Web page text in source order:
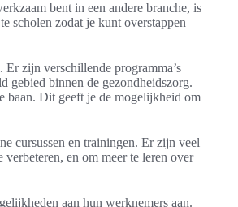
bent in een andere branche, is
scholen zodat je kunt overstappen
zijn verschillende programma’s
gebied binnen de gezondheidszorg.
baan. Dit geeft je de mogelijkheid om
cursussen en trainingen. Er zijn veel
en om meer te leren over
aan hun werknemers aan.